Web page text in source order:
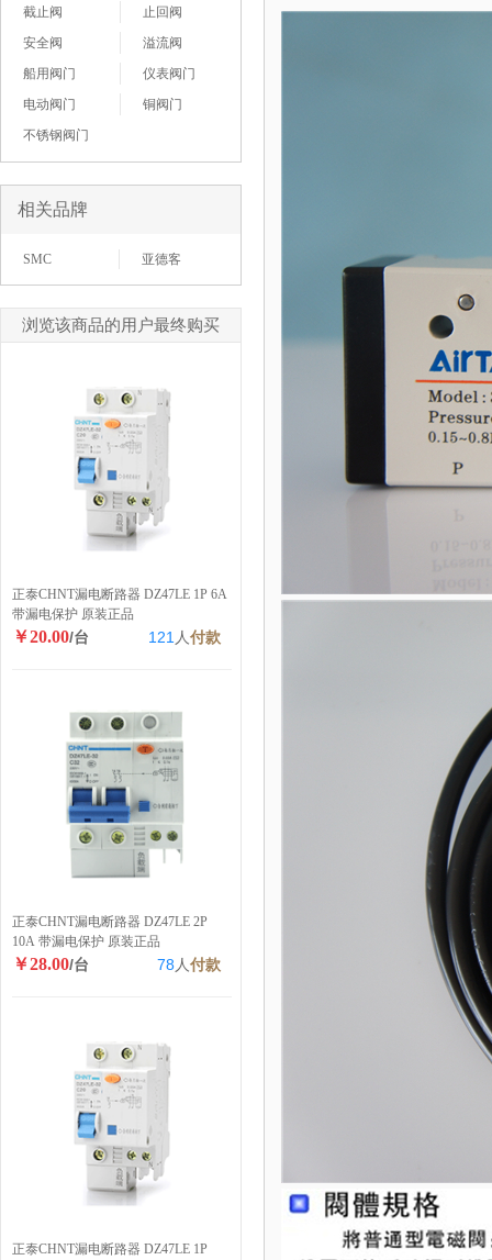
截止阀
止回阀
安全阀
溢流阀
船用阀门
仪表阀门
电动阀门
铜阀门
不锈钢阀门
相关品牌
SMC 亚德客
浏览该商品的用户最终购买
正泰CHNT漏电断路器 DZ47LE 1P 6A
带漏电保护 原装正品
￥20.00/台 121 人付款
正泰CHNT漏电断路器 DZ47LE 2P
10A 带漏电保护 原装正品
￥28.00/台 78 人付款
正泰CHNT漏电断路器 DZ47LE 1P